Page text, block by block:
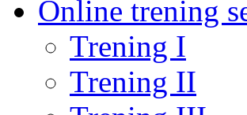
Online trening
Trening I
Trening II